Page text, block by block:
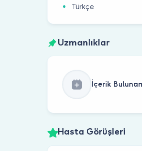
Türkçe
Uzmanlıklar
İçerik
Hasta Görüşleri